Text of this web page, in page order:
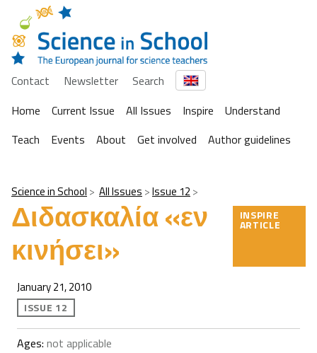
Contact Newsletter
Search
Home
Current Issue All Issues Inspire
Understand
Teach
Events About Get involved Author guidelines
Science in School All Issues Issue 12
Διδασκαλία «εν
κινήσει»
INSPIRE
ARTICLE
January 21, 2010
ISSUE 12
Ages: not applicable